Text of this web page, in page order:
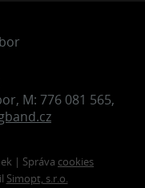
M: 776 081 565,
| Správa cookies
Simopt, s.r.o.